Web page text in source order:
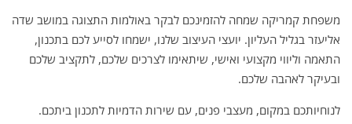
משפחת קמריקה שמחה להזמינכם לבקר באולמות התצוגה במושב שדה
אליעזר בגליל העליון. יועצי העיצוב שלנו, ישמחו לסייע לכם בתכנון,
התאמה וליווי מקצועי ואישי, שיתאימו לצרכים שלכם, לתקציב שלכם
ובעיקר לאהבה שלכם.
לנוחיותכם במקום, מעצבי פנים, עם שירות הדמיות לתכנון ביתכם.